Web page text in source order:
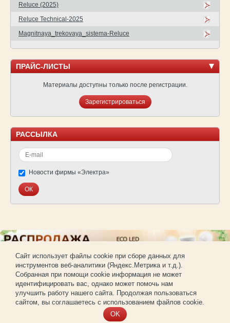
Reluce (2025)
Reluce Technical-2025
Magnitnaya_trekovaya_sistema-Reluce
ПРАЙС-ЛИСТЫ
Материалы доступны только после регистрации.
Зарегистрироваться
РАССЫЛКА
Новости фирмы «Электра»
© Фирма «Электра»
Использование материалов сайта без согласования запрещено.
Создание и продвижение сайта — РА «Имиджпром»
Cайт использует файлы cookie при сборе данных для
инструментов веб-аналитики (Яндекс.Метрика и т.д.).
Собранная при помощи cookie информация не может
идентифицировать вас, однако может помочь нам
улучшить работу нашего сайта. Продолжая пользоваться
сайтом, вы соглашаетесь с использованием файлов cookie.
OK
Регистрация для покупки оптом